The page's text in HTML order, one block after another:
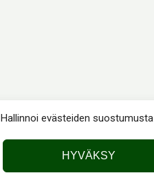
Hallinnoi evästeiden suostumusta
HYVÄKSY
Theme byOut the Box